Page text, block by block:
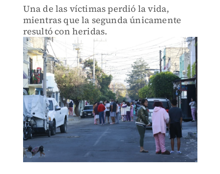
Una de las víctimas perdió la vida,
mientras que la segunda únicamente
resultó con heridas.